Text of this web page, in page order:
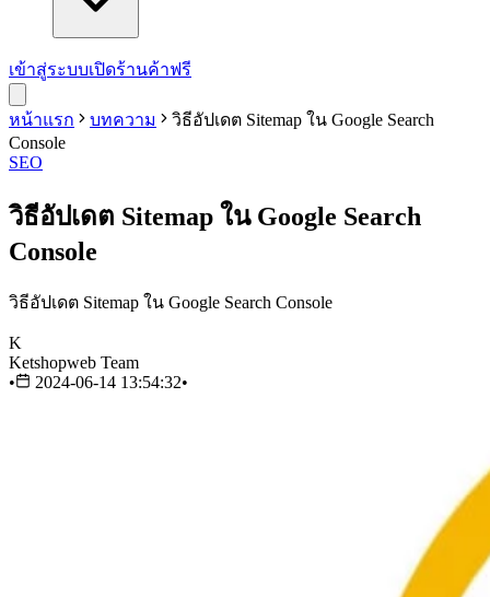
เข้าสู่ระบบเปิดร้านค้าฟรี
หน้าแรก บทความ
วิธีอัปเดต Sitemap ใน Google Search
Console
SEO
วิธีอัปเดต Sitemap ใน Google Search
Console
วิธีอัปเดต Sitemap ใน Google Search Console
K
Ketshopweb Team
•
2024-06-14 13:54:32•